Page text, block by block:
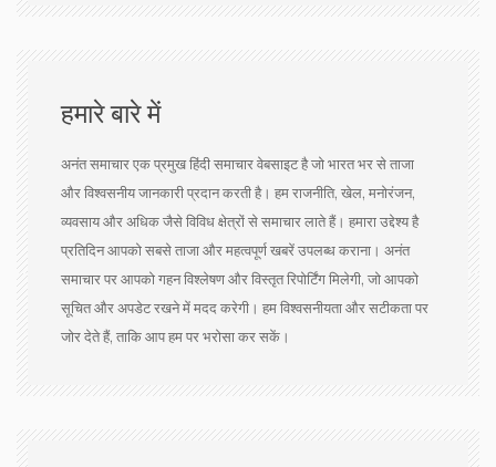
हमारे बारे में
अनंत समाचार एक प्रमुख हिंदी समाचार वेबसाइट है जो भारत भर से ताजा
और विश्वसनीय जानकारी प्रदान करती है। हम राजनीति, खेल, मनोरंजन,
व्यवसाय और अधिक जैसे विविध क्षेत्रों से समाचार लाते हैं। हमारा उद्देश्य है
प्रतिदिन आपको सबसे ताजा और महत्वपूर्ण खबरें उपलब्ध कराना। अनंत
समाचार पर आपको गहन विश्लेषण और विस्तृत रिपोर्टिंग मिलेगी, जो आपको
सूचित और अपडेट रखने में मदद करेगी। हम विश्वसनीयता और सटीकता पर
जोर देते हैं, ताकि आप हम पर भरोसा कर सकें।